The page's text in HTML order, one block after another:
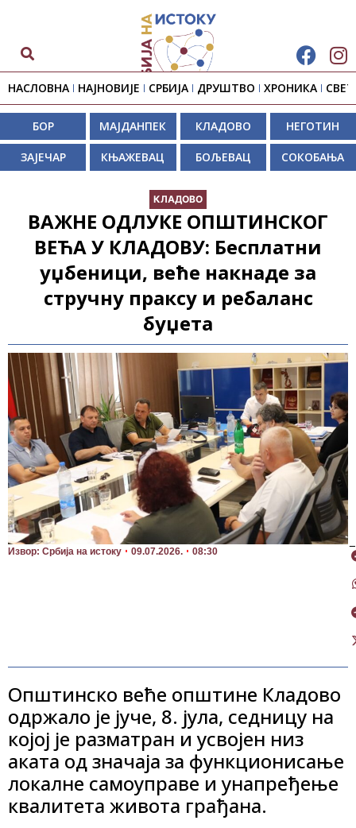
НАСЛОВНА НАЈНОВИЈЕ СРБИЈА ДРУШТВО ХРОНИКА СВЕТ
БОР МАЈДАНПЕК КЛАДОВО НЕГОТИН
ЗАЈЕЧАР КЊАЖЕВАЦ БОЉЕВАЦ СОКОБАЊА
КЛАДОВО
ВАЖНЕ ОДЛУКЕ ОПШТИНСКОГ
ВЕЋА У КЛАДОВУ: Бесплатни
уџбеници, веће накнаде за
стручну праксу и ребаланс
буџета
Извор: Србија на истоку 09.07.2026. 08:30
Општинско веће општине Кладово
одржало је јуче, 8. јула, седницу на
којој је разматран и усвојен низ
аката од значаја за функционисање
локалне самоуправе и унапређење
квалитета живота грађана.